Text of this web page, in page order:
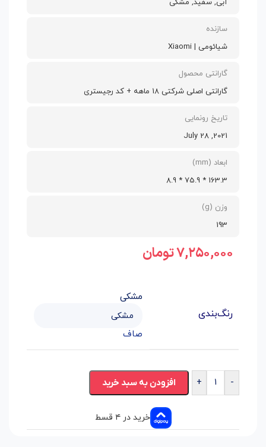
آبی, سفید, مشکی
سازنده
شیائومی | Xiaomi
گارانتی محصول
گارانتی اصلی شرکتی 18 ماهه + کد رجیستری
تاریخ رونمایی
2021, July 28
ابعاد (mm)
163.3 * 75.9 * 8.9
وزن (g)
193
۷,۲۵۰,۰۰۰تومان
رنگ‌بندی
مشکی
صاف
-
+ افزودن به سبد خرید
خرید در ۴ قسط